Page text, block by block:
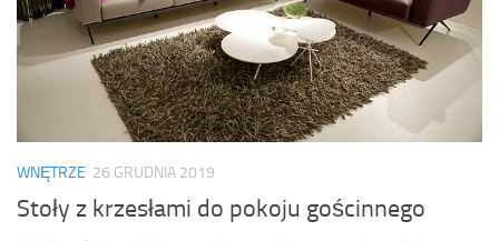
WNĘTRZE 26 GRUDNIA 2019
Stoły z krzesłami do pokoju gościnnego